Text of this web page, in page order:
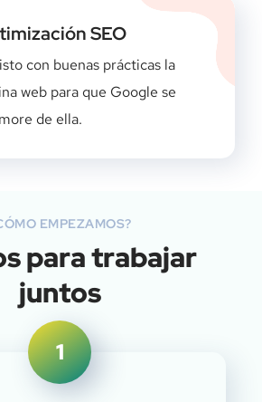
SEO
con buenas prácticas la
web para que Google se
de ella.
EMPEZAMOS?
para trabajar
juntos
1